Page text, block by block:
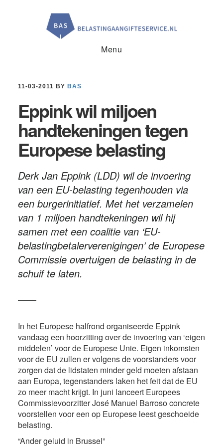
Menu
11-03-2011 BY BAS
Eppink wil miljoen
handtekeningen tegen
Europese belasting
Derk Jan Eppink (LDD) wil de invoering
van een EU-belasting tegenhouden via
een burgerinitiatief. Met het verzamelen
van 1 miljoen handtekeningen wil hij
samen met een coalitie van ‘EU-
belastingbetalerverenigingen’ de Europese
Commissie overtuigen de belasting in de
schuif te laten.
In het Europese halfrond organiseerde Eppink
vandaag een hoorzitting over de invoering van ‘eigen
middelen’ voor de Europese Unie. Eigen inkomsten
voor de EU zullen er volgens de voorstanders voor
zorgen dat de lidstaten minder geld moeten afstaan
aan Europa, tegenstanders laken het feit dat de EU
zo meer macht krijgt. In juni lanceert Europees
Commissievoorzitter José Manuel Barroso concrete
voorstellen voor een op Europese leest geschoeide
belasting.
“Ander geluid in Brussel”